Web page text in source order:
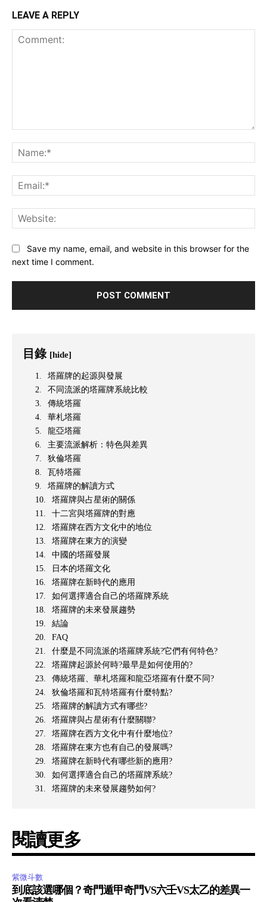
LEAVE A REPLY
Save my name, email, and website in this browser for the
next time I comment.
目錄 [hide]
塔羅牌的起源與發展
不同流派的塔羅牌系統比較
傳統塔羅
華札塔羅
龍亞塔羅
主要流派解析：特色與差異
狄倫塔羅
瓦特塔羅
塔羅牌的解讀方式
塔羅牌與占星術的關係
十二宮與塔羅牌的對應
塔羅牌在西方文化中的地位
塔羅牌在東方的演變
中國的塔羅發展
日本的塔羅文化
塔羅牌在新時代的應用
如何選擇適合自己的塔羅牌系統
塔羅牌的未來發展趨勢
結論
FAQ
什麼是不同流派的塔羅牌系統?它們有何特色?
塔羅牌起源於何時?最早是如何使用的?
傳統塔羅、華札塔羅和龍亞塔羅有什麼不同?
狄倫塔羅和瓦特塔羅有什麼特點?
塔羅牌的解讀方式有哪些?
塔羅牌與占星術有什麼關聯?
塔羅牌在西方文化中有什麼地位?
塔羅牌在東方也有自己的發展嗎?
塔羅牌在新時代有哪些新的應用?
如何選擇適合自己的塔羅牌系統?
塔羅牌的未來發展趨勢如何?
閱讀更多
紫微斗數
到底該選哪個？奇門遁甲奇門VS六壬VS太乙的差異一